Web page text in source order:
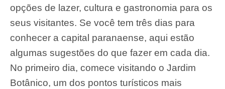
opções de lazer, cultura e gastronomia para os
seus visitantes. Se você tem três dias para
conhecer a capital paranaense, aqui estão
algumas sugestões do que fazer em cada dia.
No primeiro dia, comece visitando o Jardim
Botânico, um dos pontos turísticos mais